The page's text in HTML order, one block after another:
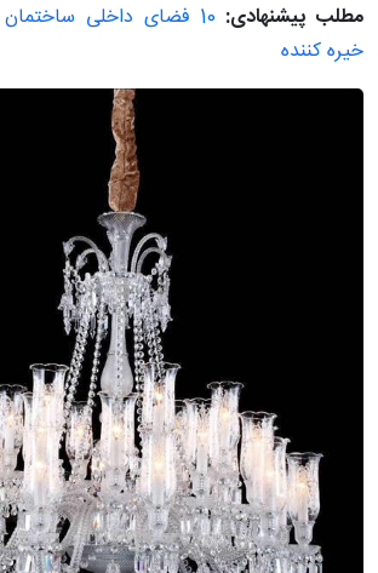
مطلب پیشنهادی:
10 فضای داخلی
خیره کننده